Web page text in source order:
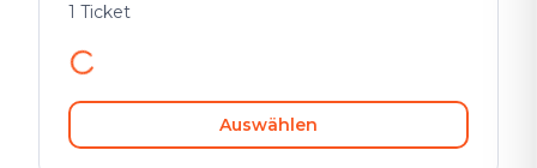
1 Ticket
Auswählen